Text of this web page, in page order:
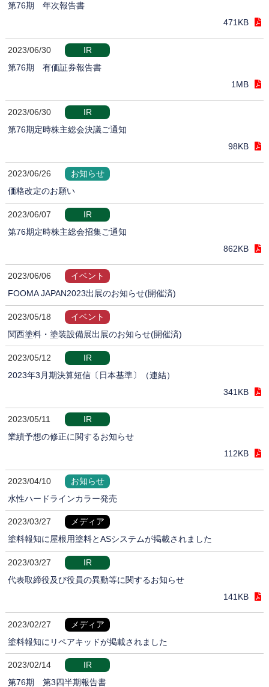
第76期 年次報告書
471KB
2023/06/30
IR
第76期 有価証券報告書
1MB
2023/06/30
IR
第76期定時株主総会決議ご通知
98KB
2023/06/26
お知らせ
価格改定のお願い
2023/06/07
IR
第76期定時株主総会招集ご通知
862KB
2023/06/06
イベント
FOOMA JAPAN2023出展のお知らせ(開催済)
2023/05/18
イベント
関西塗料・塗装設備展出展のお知らせ(開催済)
2023/05/12
IR
2023年3月期決算短信〔日本基準〕（連結）
341KB
2023/05/11
IR
業績予想の修正に関するお知らせ
112KB
2023/04/10
お知らせ
水性ハードラインカラー発売
2023/03/27
メディア
塗料報知に屋根用塗料とASシステムが掲載されました
2023/03/27
IR
代表取締役及び役員の異動等に関するお知らせ
141KB
2023/02/27
メディア
塗料報知にリペアキッドが掲載されました
2023/02/14
IR
第76期 第3四半期報告書